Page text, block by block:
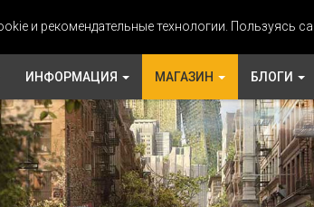
и рекомендательные технологии. Пользуясь
ИНФОРМАЦИЯ МАГАЗИН БЛОГИ